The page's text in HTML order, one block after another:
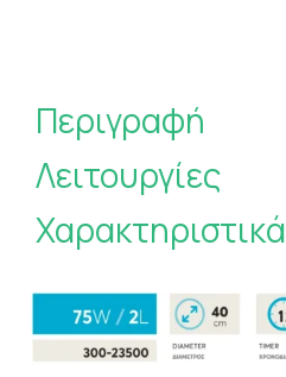
Περιγραφή
Λειτουργίες
Χαρακτηριστικά